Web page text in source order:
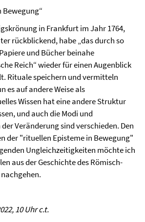
Bewegung“
in Frankfurt im Jahr 1764,
rückblickend, habe „das durch so
und Bücher beinahe
Reich“ wieder für einen Augenblick
Rituale speichern und vermitteln
es auf andere Weise als
Wissen hat eine andere Struktur
und auch die Modi und
Veränderung sind verschieden. Den
der "rituellen Episteme in Bewegung"
Ungleichzeitigkeiten möchte ich
aus der Geschichte des Römisch-
10 Uhr c.t.